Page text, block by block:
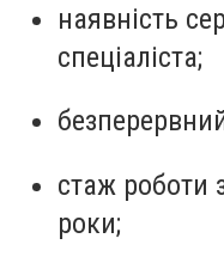
наявність
спеціаліста;
стаж роботи
роки;